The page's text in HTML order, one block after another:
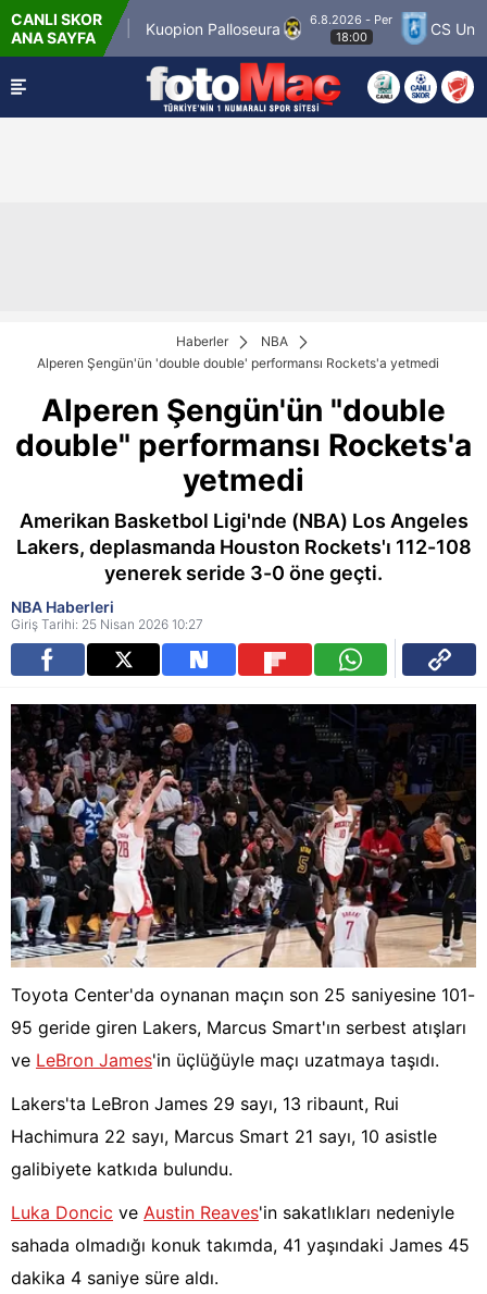
CANLI SKOR
ANA SAYFA
Match 12 Kuopion Palloseura
6.8.2026 - Per
CS
Haberler
NBA
Alperen Şengün'ün 'double double' performansı Rockets'a yetmedi
Alperen Şengün'ün "double
double" performansı Rockets'a
yetmedi
Amerikan Basketbol Ligi'nde (NBA) Los Angeles
Lakers, deplasmanda Houston Rockets'ı 112-108
yenerek seride 3-0 öne geçti.
NBA Haberleri
Giriş Tarihi: 25 Nisan 2026 10:27
Toyota Center'da oynanan maçın son 25 saniyesine 101-
95 geride giren Lakers, Marcus Smart'ın serbest atışları
ve LeBron James'in üçlüğüyle maçı uzatmaya taşıdı.
Lakers'ta LeBron James 29 sayı, 13 ribaunt, Rui
Hachimura 22 sayı, Marcus Smart 21 sayı, 10 asistle
galibiyete katkıda bulundu.
Luka Doncic ve Austin Reaves'in sakatlıkları nedeniyle
sahada olmadığı konuk takımda, 41 yaşındaki James 45
dakika 4 saniye süre aldı.